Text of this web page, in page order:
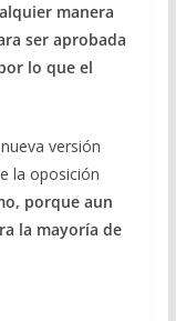
manera
ser aprobada
lo que el
versión
la oposición
porque aun
la mayoría de